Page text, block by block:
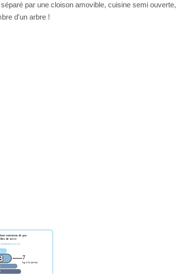
par une cloison amovible, cuisine semi ouverte,
d'un arbre !